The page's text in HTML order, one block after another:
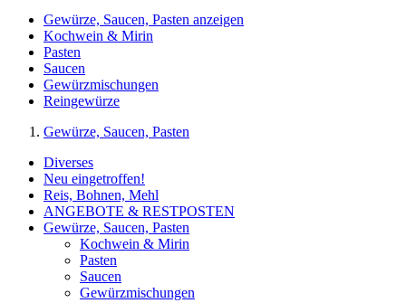
Gewürze, Saucen, Pasten anzeigen
Kochwein & Mirin
Pasten
Saucen
Gewürzmischungen
Reingewürze
Gewürze, Saucen, Pasten
Diverses
Neu eingetroffen!
Reis, Bohnen, Mehl
ANGEBOTE & RESTPOSTEN
Gewürze, Saucen, Pasten
Kochwein & Mirin
Pasten
Saucen
Gewürzmischungen